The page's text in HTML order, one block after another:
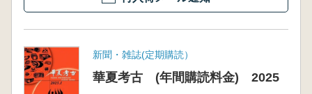
新聞・雑誌(定期購読）
華夏考古 (年間購読料金) 2025